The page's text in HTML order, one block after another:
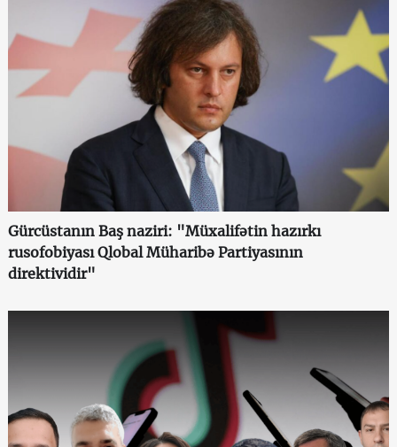
Gürcüstanın Baş naziri: "Müxalifətin hazırkı
rusofobiyası Qlobal Müharibə Partiyasının
direktividir"